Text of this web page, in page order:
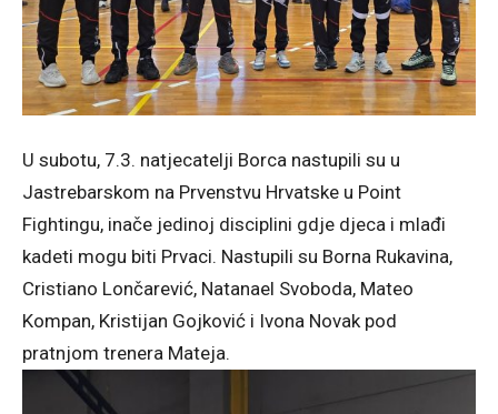
U subotu, 7.3. natjecatelji Borca nastupili su u
Jastrebarskom na Prvenstvu Hrvatske u Point
Fightingu, inače jedinoj disciplini gdje djeca i mlađi
kadeti mogu biti Prvaci. Nastupili su Borna Rukavina,
Cristiano Lončarević, Natanael Svoboda, Mateo
Kompan, Kristijan Gojković i Ivona Novak pod
pratnjom trenera Mateja.